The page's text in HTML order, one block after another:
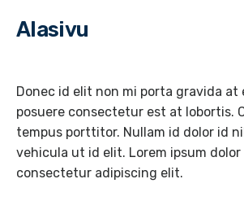
Alasivu
Donec id elit non mi porta gravida at
posuere consectetur est at lobortis.
tempus porttitor. Nullam id dolor id
vehicula ut id elit. Lorem ipsum
consectetur adipiscing elit.